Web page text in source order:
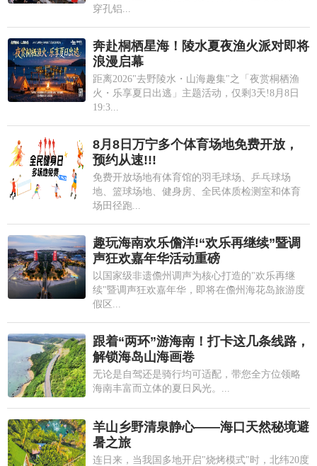
穿孔铝...
奔赴桐栖星海！陵水夏夜渔火派对即将
浪漫启幕
距离2026"去野陵水・山海趣集"之「夜赏桐栖渔
火・乐享夏日出逃」主题活动，仅剩3天!8月8日
19:3...
8月8日万宁多个体育场地免费开放，
预约从速!!!
免费开放场地有体育馆的羽毛球场、乒乓球场
地、篮球场地、健身房、全民体质检测室和体育
场田径跑...
趣玩海南欢乐儋洋!“欢乐再继续”暨调
声狂欢嘉年华活动重磅
以国家级非遗儋州调声为核心打造的"欢乐再继
续"暨调声狂欢嘉年华，即将在儋州海花岛旅游度
假区...
跟着“两环”游海南！打卡这几条线路，
解锁海岛山海画卷
无论是自驾还是骑行均可适配，带您全方位领略
海南丰富而立体的夏日风光。...
羊山乡野清泉静心——海口天然秘境避
暑之旅
连日来，当我国多地开启"烧烤模式"时，北纬20度